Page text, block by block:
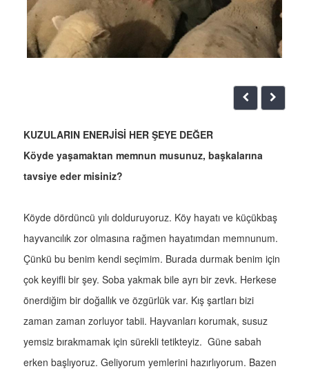
KUZULARIN ENERJİSİ HER ŞEYE DEĞER
Köyde yaşamaktan memnun musunuz, başkalarına
tavsiye eder misiniz?
Köyde dördüncü yılı dolduruyoruz. Köy hayatı ve küçükbaş
hayvancılık zor olmasına rağmen hayatımdan memnunum.
Çünkü bu benim kendi seçimim. Burada durmak benim için
çok keyifli bir şey. Soba yakmak bile ayrı bir zevk. Herkese
önerdiğim bir doğallık ve özgürlük var. Kış şartları bizi
zaman zaman zorluyor tabii. Hayvanları korumak, susuz
yemsiz bırakmamak için sürekli tetikteyiz. Güne sabah
erken başlıyoruz. Geliyorum yemlerini hazırlıyorum. Bazen